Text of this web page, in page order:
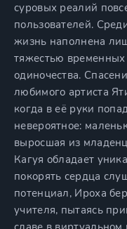
суровых реалий
пользователей.
жизнь наполнена
тяжестью
одиночества.
любимого артиста
когда в её руки
невероятное:
выросшая из
Кагуя обладает
покорять сердца
потенциал, Ироха
учителя, пытаясь